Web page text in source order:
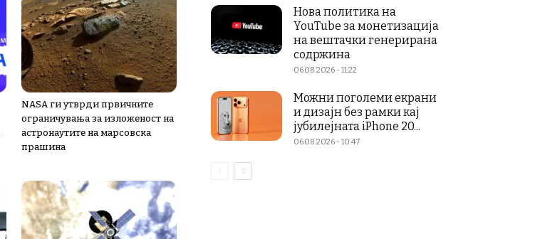
NASA ги утврди првичните
ограничувања за изложеност на
астронаутите на марсовска
прашина
Нова политика на
YouTube за монетизација
на вештачки генерирана
содржина
06.08.2026 - 11:22
Можни поголеми екрани
и дизајн без рамки кај
јубилејната iPhone 20...
06.08.2026 - 10:47